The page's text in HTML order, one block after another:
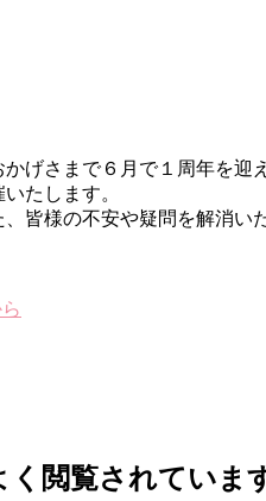
げさまで６月で１周年を迎
たします。
皆様の不安や疑問を解消い
閲覧されていま